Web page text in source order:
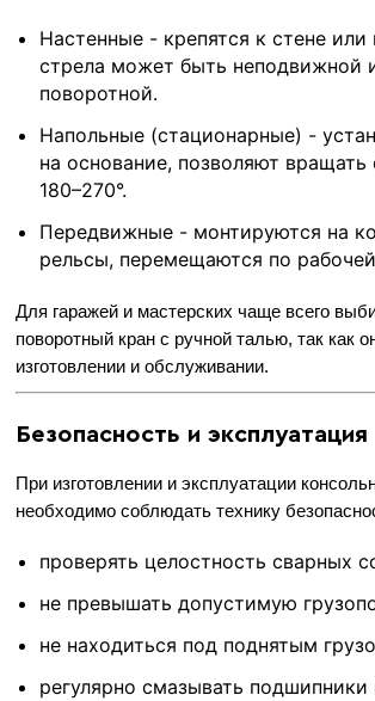
Настенные - крепятся к стене или
стрела может быть неподвижной
поворотной.
Напольные (стационарные) -
на основание, позволяют вращать
180–270°.
Передвижные - монтируются на
рельсы, перемещаются по
Для гаражей и мастерских чаще всего
поворотный кран с ручной талью, так как
изготовлении и обслуживании.
Безопасность и эксплуатация
При изготовлении и эксплуатации
необходимо соблюдать технику
проверять целостность сварных
не превышать допустимую
не находиться под поднятым
регулярно смазывать подшипники